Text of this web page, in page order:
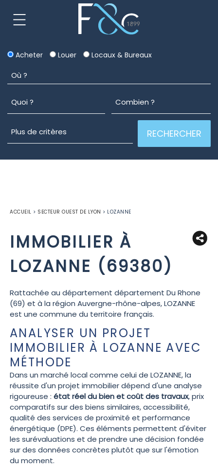
Acheter Louer Locaux & Bureaux
ACCUEIL > SECTEUR OUEST DE LYON > LOZANNE
IMMOBILIER À
LOZANNE (69380)
Rattachée au département département Du Rhone
(69) et à la région Auvergne-rhône-alpes, LOZANNE
est une commune du territoire français.
ANALYSER UN PROJET
IMMOBILIER À LOZANNE AVEC
MÉTHODE
Dans un marché local comme celui de LOZANNE, la
réussite d'un projet immobilier dépend d'une analyse
rigoureuse : état réel du bien et coût des travaux, prix
comparatifs sur des biens similaires, accessibilité,
qualité des services de proximité et performance
énergétique (DPE). Ces éléments permettent d'éviter
les surévaluations et de prendre une décision fondée
sur des données concrètes plutôt que sur l'émotion
du moment.